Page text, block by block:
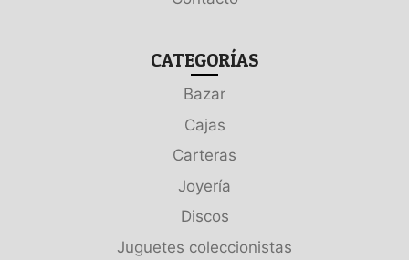
CATEGORÍAS
Bazar
Cajas
Carteras
Joyería
Discos
Juguetes coleccionistas